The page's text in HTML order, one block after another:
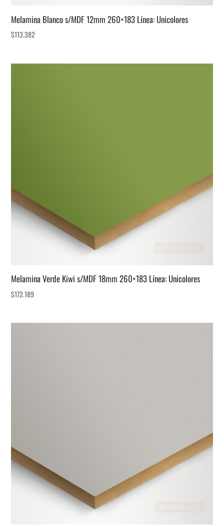
Melamina Blanco s/MDF 12mm 260×183 Línea: Unicolores
$113.382
Melamina Verde Kiwi s/MDF 18mm 260×183 Línea: Unicolores
$172.189